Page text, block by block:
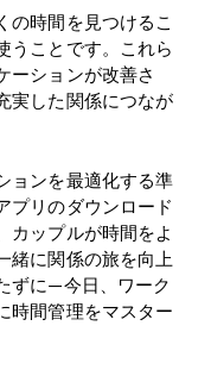
の時間を見つけるこ
うことです。これら
ーションが改善さ
実した関係につなが
ョンを最適化する準
プリのダウンロード
カップルが時間をよ
緒に関係の旅を向上
ずに—今日、ワーク
時間管理をマスター